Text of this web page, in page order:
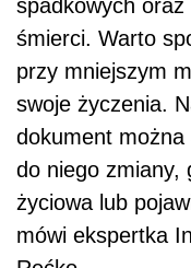
spadkowych
śmierci. Warto
przy mniejszym
swoje życzenia.
dokument
do niego zmiany,
życiowa lub
mówi ekspertka